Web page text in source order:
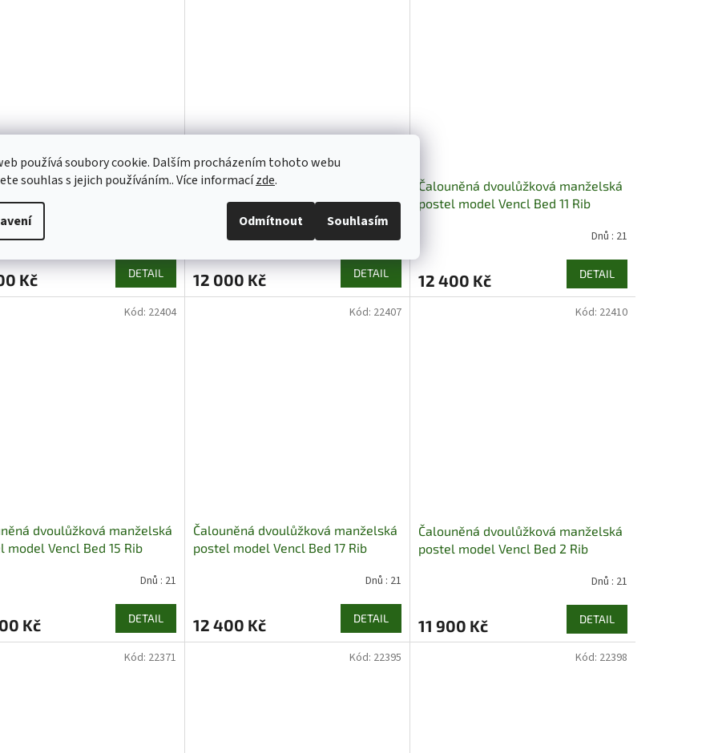
používá soubory cookie. Dalším procházením tohoto webu
souhlas s jejich používáním.. Více informacízde.
Odmítnout Souhlasím
dvoulůžková manželská
Mistral chojm
Kč DETAIL
Čalouněná dvoulůžková manželská
postel model Vencl Bed 1 Rib
Skladem
12 000 Kč DETAIL
Čalouněná dvoulůžková manželská
postel model Vencl Bed 11 Rib
Dnů : 21
12 400 Kč DETAIL
dvoulůžková manželská
model Vencl Bed 15 Rib
Dnů : 21
Kč DETAIL
Kód: 22404
Čalouněná dvoulůžková manželská
postel model Vencl Bed 17 Rib
Dnů : 21
12 400 Kč DETAIL
Kód: 22407
Čalouněná dvoulůžková manželská
postel model Vencl Bed 2 Rib
Dnů : 21
11 900 Kč DETAIL
Kód: 22410
Kód: 22371 Kód: 22395 Kód: 22398